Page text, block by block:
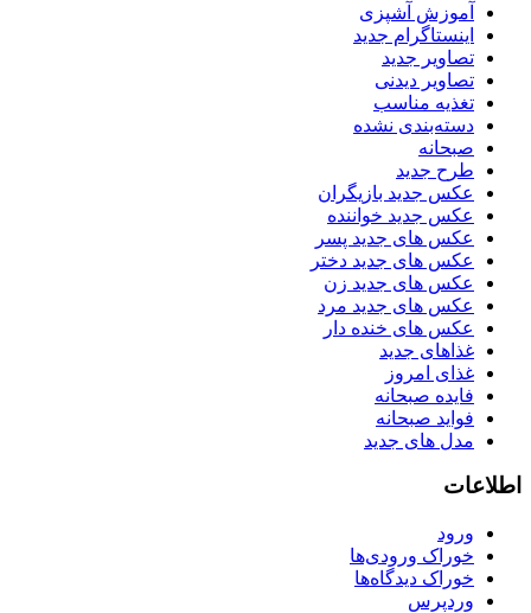
آموزش آشپزی
اینستاگرام جدید
تصاویر جدید
تصاویر دیدنی
تغذیه مناسب
دسته‌بندی نشده
صبحانه
طرح جدید
عکس جدید بازیگران
عکس جدید خواننده
عکس های جدید پسر
عکس های جدید دختر
عکس های جدید زن
عکس های جدید مرد
عکس های خنده دار
غذاهای جدید
غذای امروز
فایده صبحانه
فواید صبحانه
مدل های جدید
اطلاعات
ورود
خوراک ورودی‌ها
خوراک دیدگاه‌ها
وردپرس